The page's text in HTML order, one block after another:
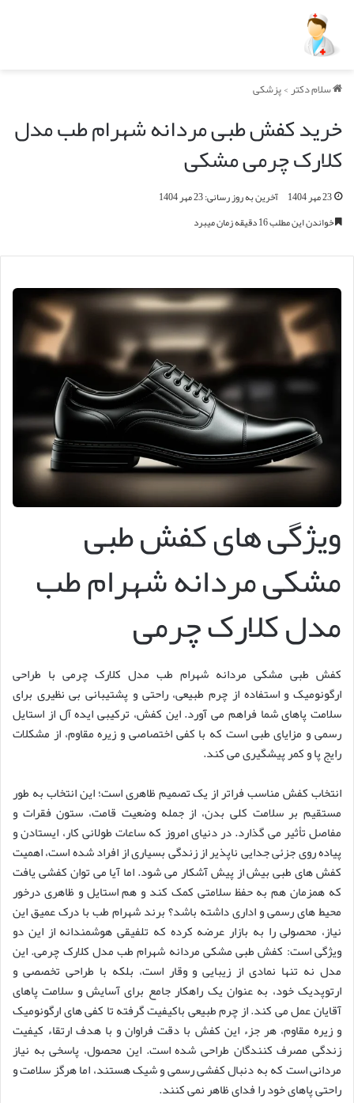
سلام دکتر>پزشکی
خرید کفش طبی مردانه شهرام طب مدل
کلارک چرمی مشکی
23 مهر 1404
آخرین به روز رسانی: 23 مهر 1404
خواندن این مطلب 16 دقیقه زمان میبرد
ویژگی های کفش طبی
مشکی مردانه شهرام طب
مدل کلارک چرمی
کفش طبی مشکی مردانه شهرام طب مدل کلارک چرمی با طراحی
ارگونومیک و استفاده از چرم طبیعی، راحتی و پشتیبانی بی نظیری برای
سلامت پاهای شما فراهم می آورد. این کفش، ترکیبی ایده آل از استایل
رسمی و مزایای طبی است که با کفی اختصاصی و زیره مقاوم، از مشکلات
رایج پا و کمر پیشگیری می کند.
انتخاب کفش مناسب فراتر از یک تصمیم ظاهری است؛ این انتخاب به طور
مستقیم بر سلامت کلی بدن، از جمله وضعیت قامت، ستون فقرات و
مفاصل تأثیر می گذارد. در دنیای امروز که ساعات طولانی کار، ایستادن و
پیاده روی جزئی جدایی ناپذیر از زندگی بسیاری از افراد شده است، اهمیت
کفش های طبی بیش از پیش آشکار می شود. اما آیا می توان کفشی یافت
که همزمان هم به حفظ سلامتی کمک کند و هم استایل و ظاهری درخور
محیط های رسمی و اداری داشته باشد؟ برند شهرام طب با درک عمیق این
نیاز، محصولی را به بازار عرضه کرده که تلفیقی هوشمندانه از این دو
ویژگی است: کفش طبی مشکی مردانه شهرام طب مدل کلارک چرمی. این
مدل نه تنها نمادی از زیبایی و وقار است، بلکه با طراحی تخصصی و
ارتوپدیک خود، به عنوان یک راهکار جامع برای آسایش و سلامت پاهای
آقایان عمل می کند. از چرم طبیعی باکیفیت گرفته تا کفی های ارگونومیک
و زیره مقاوم، هر جزء این کفش با دقت فراوان و با هدف ارتقاء کیفیت
زندگی مصرف کنندگان طراحی شده است. این محصول، پاسخی به نیاز
مردانی است که به دنبال کفشی رسمی و شیک هستند، اما هرگز سلامت و
راحتی پاهای خود را فدای ظاهر نمی کنند.